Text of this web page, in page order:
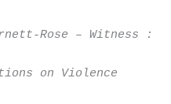
Rose – Witness :
on Violence